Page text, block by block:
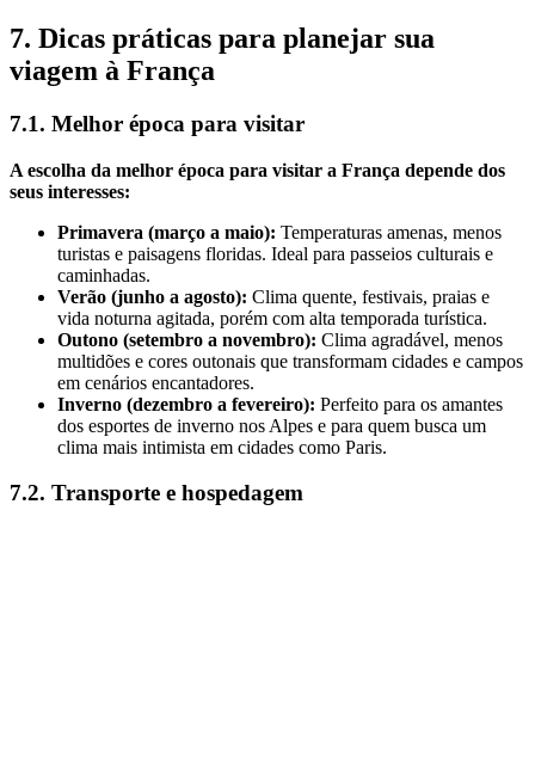
7. Dicas práticas para planejar sua
viagem à França
7.1. Melhor época para visitar
A escolha da melhor época para visitar a França depende dos
seus interesses:
Primavera (março a maio): Temperaturas amenas, menos
turistas e paisagens floridas. Ideal para passeios culturais e
caminhadas.
Verão (junho a agosto): Clima quente, festivais, praias e
vida noturna agitada, porém com alta temporada turística.
Outono (setembro a novembro): Clima agradável, menos
multidões e cores outonais que transformam cidades e campos
em cenários encantadores.
Inverno (dezembro a fevereiro): Perfeito para os amantes
dos esportes de inverno nos Alpes e para quem busca um
clima mais intimista em cidades como Paris.
7.2. Transporte e hospedagem